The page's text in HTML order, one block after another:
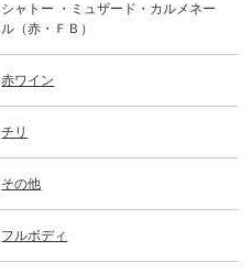
シャトー ・ミュザード・カルメネー
ル（赤・ＦＢ）
赤ワイン
チリ
その他
フルボディ